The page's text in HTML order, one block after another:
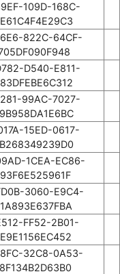
109D-168C-
822C-64CF-
D540-E811-
99AC-7027-
15ED-0617-
1CEA-EC86-
3060-E9C4-
FF52-2B01-
32C8-0A53-